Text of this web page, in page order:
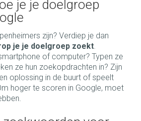
je je doelgroep
zijn? Verdiep je dan
je je doelgroep zoekt.
of computer? Typen ze
ze hun zoekopdrachten in? Zijn
oplossing in de buurt of speelt
hoger te scoren in Google, moet